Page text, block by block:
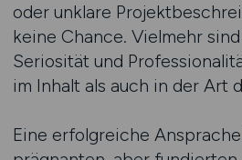
oder unklare
keine Chance. Vielmehr
Seriosität und
im Inhalt als auch in der Art
Eine erfolgreiche